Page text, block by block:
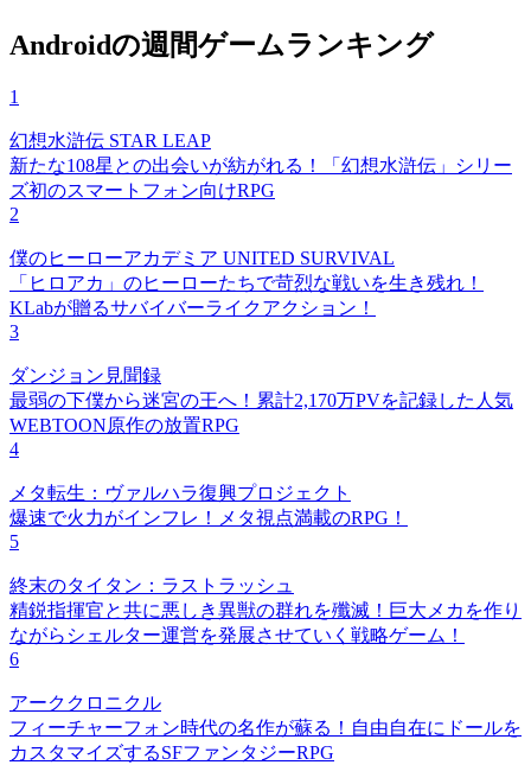
Androidの週間ゲームランキング
1
幻想水滸伝 STAR LEAP
新たな108星との出会いが紡がれる！「幻想水滸伝」シリー
ズ初のスマートフォン向けRPG
2
僕のヒーローアカデミア UNITED SURVIVAL
「ヒロアカ」のヒーローたちで苛烈な戦いを生き残れ！
KLabが贈るサバイバーライクアクション！
3
ダンジョン見聞録
最弱の下僕から迷宮の王へ！累計2,170万PVを記録した人気
WEBTOON原作の放置RPG
4
メタ転生：ヴァルハラ復興プロジェクト
爆速で火力がインフレ！メタ視点満載のRPG！
5
終末のタイタン：ラストラッシュ
精鋭指揮官と共に悪しき異獣の群れを殲滅！巨大メカを作り
ながらシェルター運営を発展させていく戦略ゲーム！
6
アーククロニクル
フィーチャーフォン時代の名作が蘇る！自由自在にドールを
カスタマイズするSFファンタジーRPG